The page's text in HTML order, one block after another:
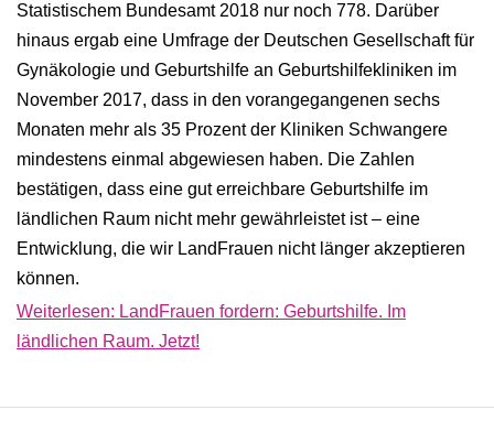
Statistischem Bundesamt 2018 nur noch 778. Darüber
hinaus ergab eine Umfrage der Deutschen Gesellschaft für
Gynäkologie und Geburtshilfe an Geburtshilfekliniken im
November 2017, dass in den vorangegangenen sechs
Monaten mehr als 35 Prozent der Kliniken Schwangere
mindestens einmal abgewiesen haben. Die Zahlen
bestätigen, dass eine gut erreichbare Geburtshilfe im
ländlichen Raum nicht mehr gewährleistet ist – eine
Entwicklung, die wir LandFrauen nicht länger akzeptieren
können.
Weiterlesen: LandFrauen fordern: Geburtshilfe. Im
ländlichen Raum. Jetzt!